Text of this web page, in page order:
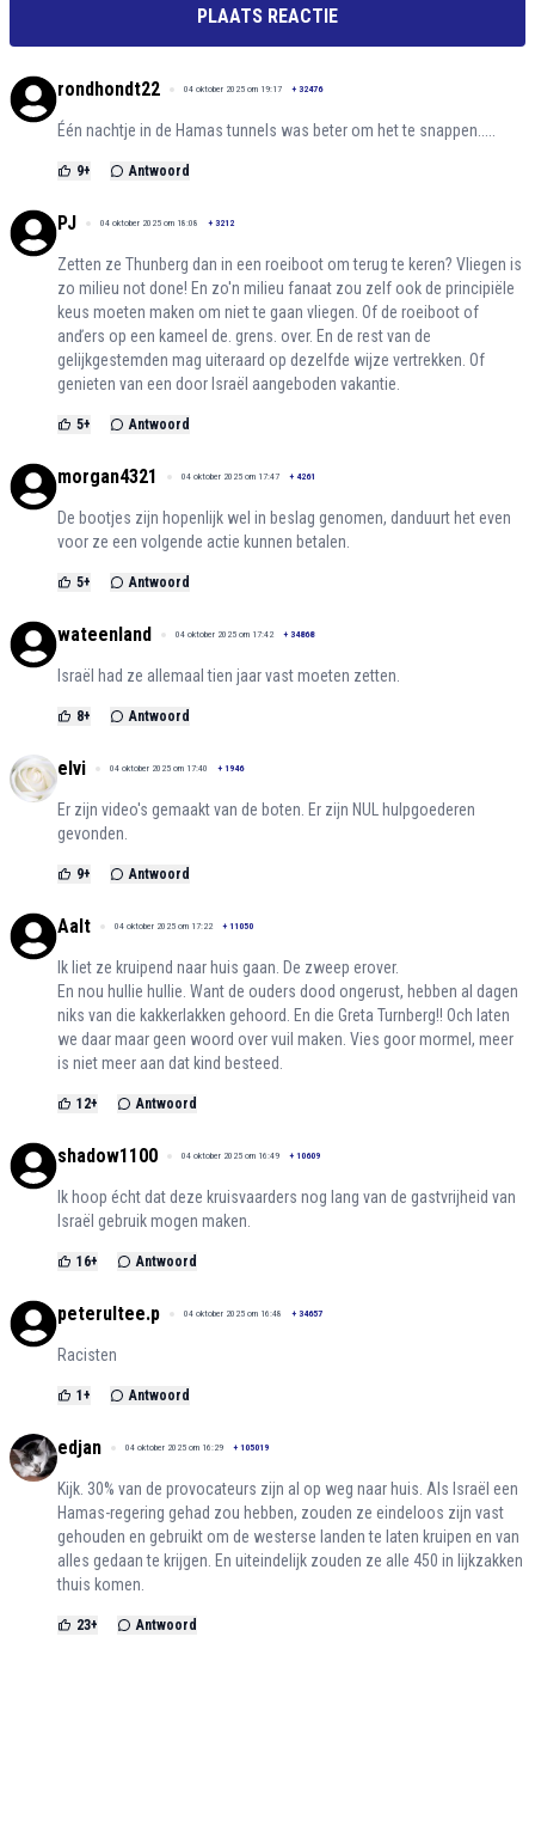
PLAATS REACTIE
rondhondt22 04 oktober 2025 om 19:17 + 32476
Één nachtje in de Hamas tunnels was beter om het te snappen.....
9+ Antwoord
PJ 04 oktober 2025 om 18:08 + 3212
Zetten ze Thunberg dan in een roeiboot om terug te keren? Vliegen is
zo milieu not done! En zo'n milieu fanaat zou zelf ook de principiële
keus moeten maken om niet te gaan vliegen. Of de roeiboot of
anďers op een kameel de. grens. over. En de rest van de
gelijkgestemden mag uiteraard op dezelfde wijze vertrekken. Of
genieten van een door Israël aangeboden vakantie.
5+ Antwoord
morgan4321 04 oktober 2025 om 17:47 + 4261
De bootjes zijn hopenlijk wel in beslag genomen, danduurt het even
voor ze een volgende actie kunnen betalen.
5+ Antwoord
wateenland 04 oktober 2025 om 17:42 + 34868
Israël had ze allemaal tien jaar vast moeten zetten.
8+ Antwoord
elvi 04 oktober 2025 om 17:40 + 1946
Er zijn video's gemaakt van de boten. Er zijn NUL hulpgoederen
gevonden.
9+ Antwoord
Aalt 04 oktober 2025 om 17:22 + 11050
Ik liet ze kruipend naar huis gaan. De zweep erover.
En nou hullie hullie. Want de ouders dood ongerust, hebben al dagen
niks van die kakkerlakken gehoord. En die Greta Turnberg!! Och laten
we daar maar geen woord over vuil maken. Vies goor mormel, meer
is niet meer aan dat kind besteed.
12+ Antwoord
shadow1100 04 oktober 2025 om 16:49 + 10609
Ik hoop écht dat deze kruisvaarders nog lang van de gastvrijheid van
Israël gebruik mogen maken.
16+ Antwoord
peterultee.p 04 oktober 2025 om 16:48 + 34657
Racisten
1 + Antwoord
edjan 04 oktober 2025 om 16:29 + 105019
Kijk. 30% van de provocateurs zijn al op weg naar huis. Als Israël een
Hamas-regering gehad zou hebben, zouden ze eindeloos zijn vast
gehouden en gebruikt om de westerse landen te laten kruipen en van
alles gedaan te krijgen. En uiteindelijk zouden ze alle 450 in lijkzakken
thuis komen.
23+ Antwoord